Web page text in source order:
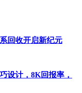
回收开启新纪元
设计，8K回报率，